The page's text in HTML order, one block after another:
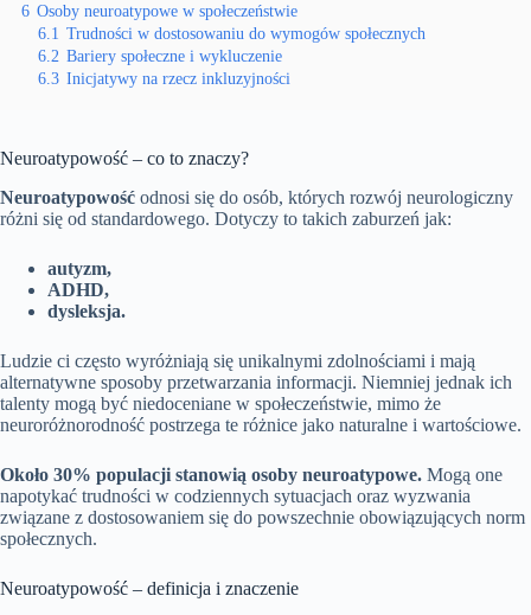
6 Osoby neuroatypowe w społeczeństwie
6.1 Trudności w dostosowaniu do wymogów społecznych
6.2 Bariery społeczne i wykluczenie
6.3 Inicjatywy na rzecz inkluzyjności
Neuroatypowość – co to znaczy?
Neuroatypowość odnosi się do osób, których rozwój neurologiczny
różni się od standardowego. Dotyczy to takich zaburzeń jak:
autyzm,
ADHD,
dysleksja.
Ludzie ci często wyróżniają się unikalnymi zdolnościami i mają
alternatywne sposoby przetwarzania informacji. Niemniej jednak ich
talenty mogą być niedoceniane w społeczeństwie, mimo że
neuroróżnorodność postrzega te różnice jako naturalne i wartościowe.
Około 30% populacji stanowią osoby neuroatypowe. Mogą one
napotykać trudności w codziennych sytuacjach oraz wyzwania
związane z dostosowaniem się do powszechnie obowiązujących norm
społecznych.
Neuroatypowość – definicja i znaczenie